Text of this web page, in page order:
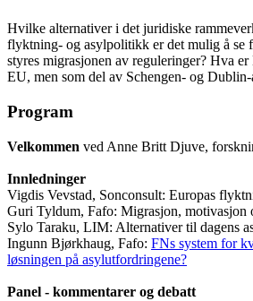
Hvilke alternativer i det juridiske
flyktning- og asylpolitikk er det mulig å se
styres migrasjonen av reguleringer? Hva
EU, men som del av Schengen- og Dublin-
Program
Velkommen ved Anne Britt Djuve,
Innledninger
Vigdis Vevstad, Sonconsult: Europas
Guri Tyldum, Fafo: Migrasjon, motivasjon
Sylo Taraku, LIM: Alternativer til dagens
Ingunn Bjørkhaug, Fafo: FNs system for
løsningen på asylutfordringene?
Panel - kommentarer og debatt